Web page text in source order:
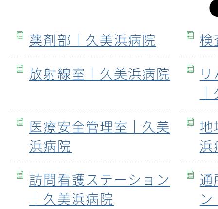
薬剤部｜久美浜病院
検
放射線室｜久美浜病院
医療安全管理室｜久美
浜病院
地
浜
訪問看護ステーション
｜久美浜病院
通